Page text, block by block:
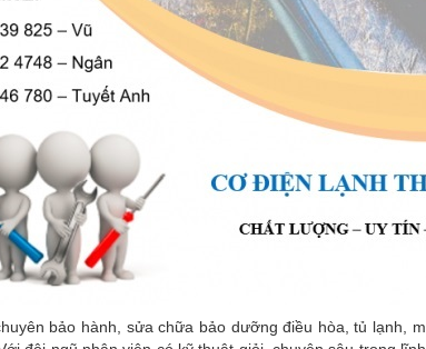
bảo hành, sửa chữa bảo dưỡng điều hòa, tủ lạnh,